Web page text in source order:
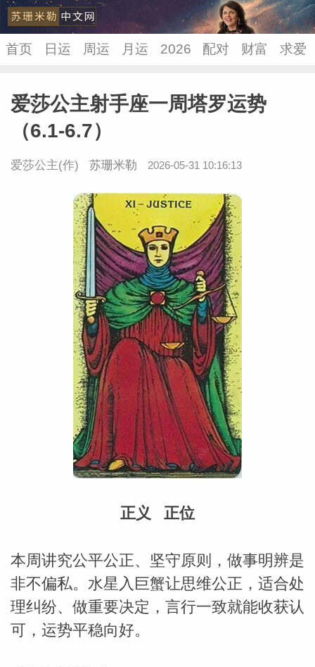
苏珊米
勒中文
网_苏珊
苏珊米
首页 日运 周运 月运 2026 配对 财富 求爱
爱莎公主射手座一周塔罗运势
（6.1-6.7）
爱莎公主(作) 苏珊米勒 2026-05-31 10:16:13
正义 正位
本周讲究公平公正、坚守原则，做事明辨是
非不偏私。水星入巨蟹让思维公正，适合处
理纠纷、做重要决定，言行一致就能收获认
可，运势平稳向好。